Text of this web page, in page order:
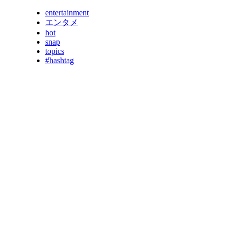
entertainment
エンタメ
hot
snap
topics
#hashtag